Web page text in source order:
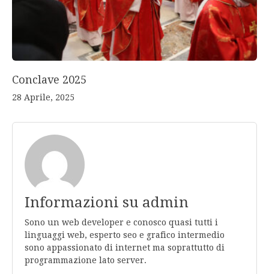
Conclave 2025
28 Aprile, 2025
Informazioni su admin
Sono un web developer e conosco quasi tutti i
linguaggi web, esperto seo e grafico intermedio
sono appassionato di internet ma soprattutto di
programmazione lato server.